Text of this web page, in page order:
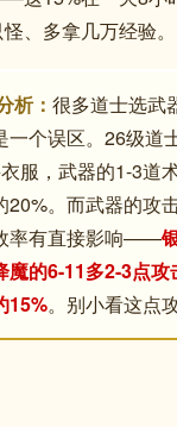
、多拿几万经验。
析： 很多道士选武
一个误区。26级道
服，武器的1-3道
20%。而武器的攻
率有直接影响——
魔的6-11多2-3点攻
15%。别小看这点攻